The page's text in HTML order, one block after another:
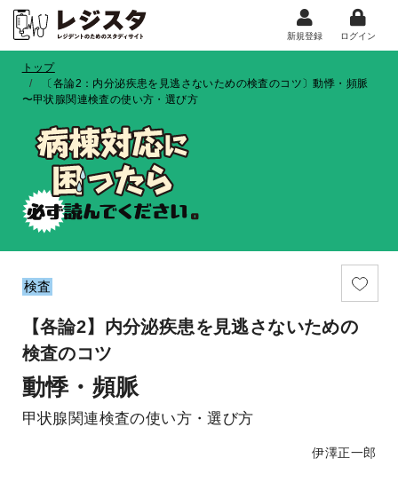
新規登録 ログイン
トップ
〔各論2：内分泌疾患を見逃さないための検査のコツ〕動悸・頻脈
〜甲状腺関連検査の使い方・選び方
検査
【各論2】内分泌疾患を見逃さないための
検査のコツ
動悸・頻脈
甲状腺関連検査の使い方・選び方
伊澤正一郎